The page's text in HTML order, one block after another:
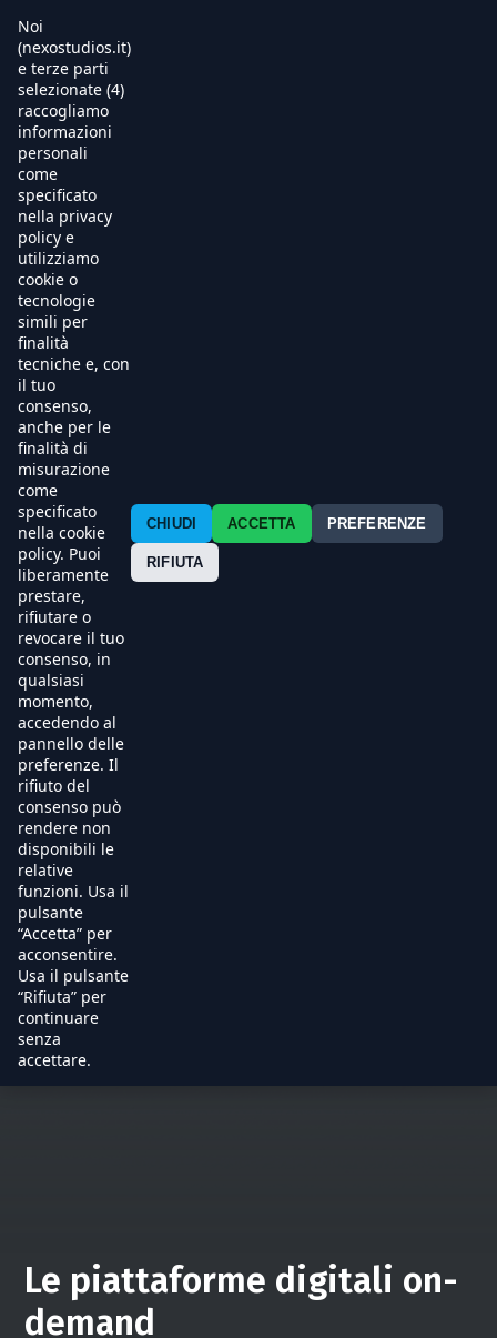
Le piattaforme digitali on-
demand
Contatti
Noi
(nexostudios.it)
e terze parti
selezionate (4)
raccogliamo
informazioni
personali
come
specificato
nella privacy
policy e
utilizziamo
cookie o
tecnologie
simili per
finalità
tecniche e, con
il tuo
consenso,
anche per le
finalità di
misurazione
come
specificato
nella cookie
policy. Puoi
liberamente
prestare,
rifiutare o
revocare il tuo
consenso, in
qualsiasi
momento,
accedendo al
pannello delle
preferenze. Il
rifiuto del
consenso può
rendere non
disponibili le
relative
funzioni. Usa il
pulsante
“Accetta” per
acconsentire.
Usa il pulsante
“Rifiuta” per
continuare
senza
accettare.
CHIUDI ACCETTA PREFERENZE
RIFIUTA